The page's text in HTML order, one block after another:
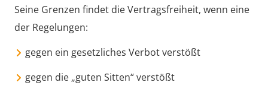
Seine Grenzen findet die Vertragsfreiheit, wenn eine
der Regelungen:
gegen ein gesetzliches Verbot verstößt
gegen die „guten Sitten“ verstößt